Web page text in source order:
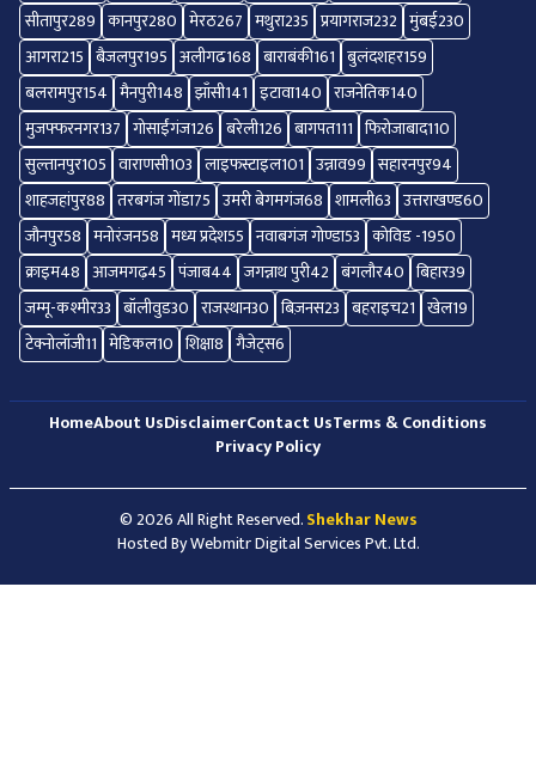
सीतापुर289 कानपुर280 मेरठ267 मथुरा235 प्रयागराज232 मुंबई230
आगरा215 बैजलपुर195 अलीगढ168 बाराबंकी161 बुलंदशहर159
बलरामपुर154 मैनपुरी148 झाँसी141 इटावा140 राजनेतिक140
मुजफ्फरनगर137 गोसाईंगंज126 बरेली126 बागपत111 फिरोजाबाद110
सुल्तानपुर105 वाराणसी103 लाइफस्टाइल101 उन्नाव99 सहारनपुर94
शाहजहांपुर88 तरबगंज गोंडा75 उमरी बेगमगंज68 शामली63 उत्तराखण्ड60
जौनपुर58 मनोरंजन58 मध्य प्रदेश55 नवाबगंज गोण्डा53 कोविड -1950
क्राइम48 आजमगढ़45 पंजाब44 जगन्नाथ पुरी42 बंगलौर40 बिहार39
जम्मू-कश्मीर33 बॉलीवुड30 राजस्थान30 बिज़नस23 बहराइच21 खेल19
टेक्नोलॉजी11 मेडिकल10 शिक्षा8 गैजेट्स6
HomeAbout UsDisclaimerContact UsTerms & Conditions
Privacy Policy
© 2026 All Right Reserved.Shekhar News
Hosted ByWebmitr Digital Services Pvt. Ltd.